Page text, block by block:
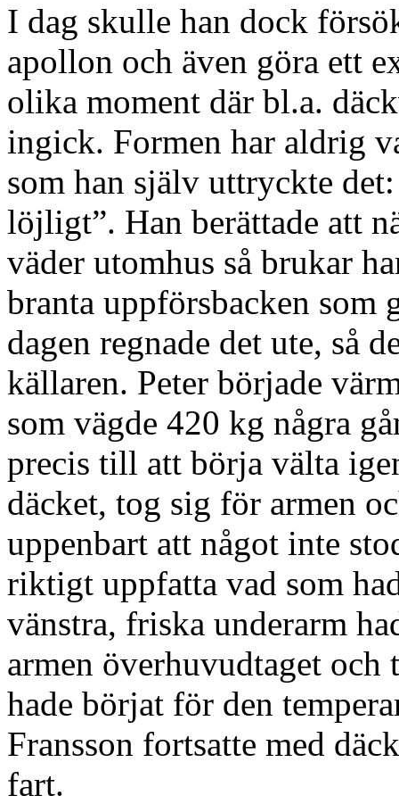
I dag skulle han dock
apollon och även göra ett
olika moment där bl.a.
ingick. Formen har aldrig
som han själv uttryckte
löjligt”. Han berättade att
väder utomhus så brukar
branta uppförsbacken som
dagen regnade det ute, så
källaren. Peter började
som vägde 420 kg några
precis till att börja välta
däcket, tog sig för armen
uppenbart att något inte
riktigt uppfatta vad som
vänstra, friska underarm
armen överhuvudtaget och
hade börjat för den
Fransson fortsatte med
fart.